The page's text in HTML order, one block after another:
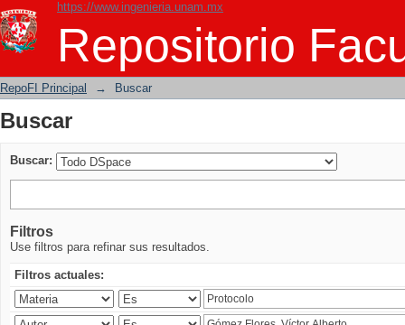
https://www.ingenieria.unam.mx
Repositorio
Buscar
RepoFI Principal → Buscar
Buscar
Buscar:
Filtros
Use filtros para refinar sus resultados.
Filtros actuales: